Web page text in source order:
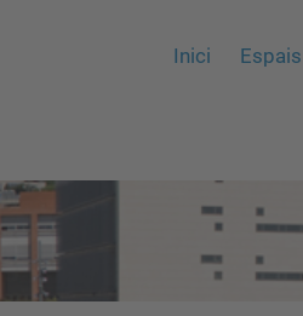
Inici Espais